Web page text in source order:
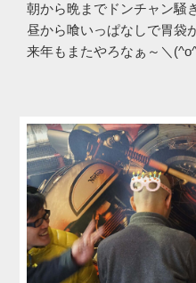
朝から晩までドンチャン騒
昼から喰いっぱなしで胃袋
来年もまたやろなぁ～＼